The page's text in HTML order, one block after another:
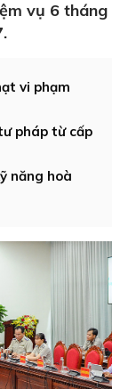
vụ 6 tháng
vi phạm
pháp từ cấp
năng hoà